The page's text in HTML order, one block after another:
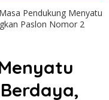
Masa Pendukung Menyatu
Paslon Nomor 2